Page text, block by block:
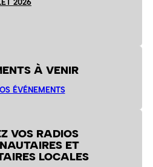
2026
À VENIR
ÉVÉNEMENTS
VOS RADIOS
ET
LOCALES